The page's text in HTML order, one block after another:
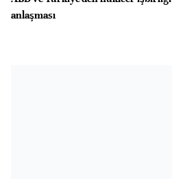
anlaşması